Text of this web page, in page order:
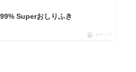
Superおしりふき
ポチップ